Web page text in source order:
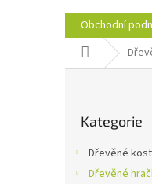
Obchodní
Domů
kategorie
Kategorie
Dřevěné
Dřevěné